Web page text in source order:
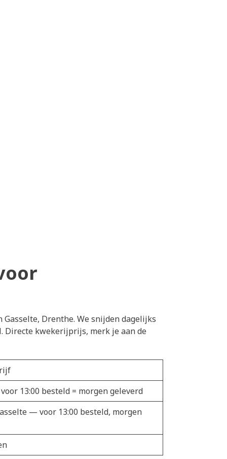
Drenthe. We snijden dagelijks
Directe kwekerijprijs, merk je aan de
13:00 besteld = morgen geleverd
— voor 13:00 besteld, morgen